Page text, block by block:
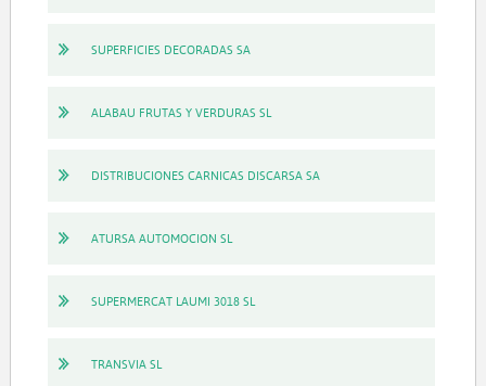
SUPERFICIES DECORADAS SA
ALABAU FRUTAS Y VERDURAS SL
DISTRIBUCIONES CARNICAS DISCARSA SA
ATURSA AUTOMOCION SL
SUPERMERCAT LAUMI 3018 SL
TRANSVIA SL